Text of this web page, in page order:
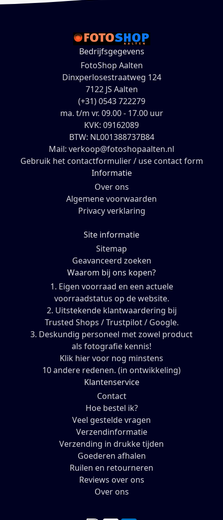
Bedrijfsgegevens
FotoShop Aalten
Dinxperlosestraatweg 124
7122 JS Aalten
(+31) 0543 722279
ma. t/m vr. 09.00 - 17.00 uur
KVK: 09162089
BTW: NL001388737B84
Mail: verkoop@fotoshopaalten.nl
Gebruik het contactformulier / use contact form
Informatie
Over ons
Algemene voorwaarden
Privacy verklaring
Site informatie
Sitemap
Geavanceerd zoeken
Waarom bij ons kopen?
1. Eigen voorraad en een actuele
voorraadstatus op de website.
2. Uitstekende klantwaardering bij
Trusted Shops / Trustpilot / Google.
3. Deskundig personeel met zowel product
als fotografie kennis!
Klik hier voor nog minstens
10 andere redenen. (in ontwikkeling)
Klantenservice
Contact
Hoe bestel ik?
Veel gestelde vragen
Verzendinformatie
Verzending in drukke tijden
Goederen afhalen
Ruilen en retourneren
Reviews over ons
Over ons